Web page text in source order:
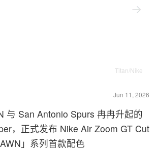
Titan/Nike
Jun 11, 2026
与 San Antonio Spurs 冉冉升起的
，正式发布 Nike Air Zoom GT Cut
」系列首款配色